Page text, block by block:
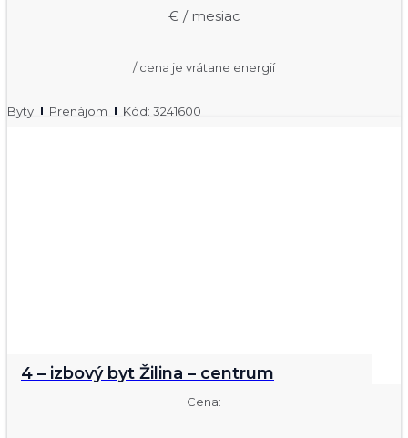
€ / mesiac
/ cena je vrátane energií
Byty Prenájom Kód: 3241600
4 – izbový byt Žilina – centrum
Cena: